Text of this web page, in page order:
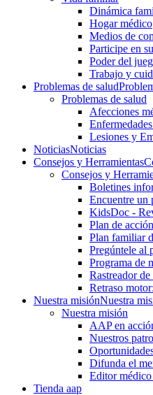
Dinámica
Hogar médico
Medios de
Participe en
Poder del
Trabajo y
Problemas de salud
Problemas de salud
Afecciones
Lesiones y
NoticiasNoticias
Consejos y Herramientas
Consejos y
Boletines
Encuentre un
KidsDoc -
Plan de
Plan familiar
Pregúntele al
Programa de
Rastre​​ador
Retraso
Nuestra misiónNuestra
Nuestra misión
AAP en
Nuestros
Difunda el
Editor
Tienda aap